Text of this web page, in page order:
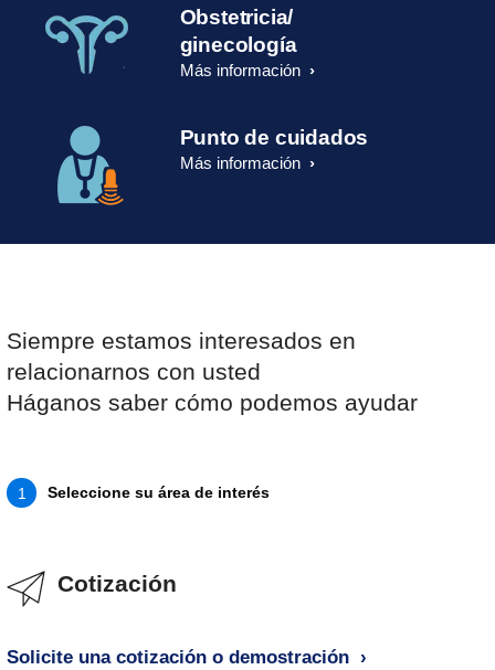
Obstetricia/
ginecología
Más información
Punto de cuidados
Más información
Siempre estamos interesados en
relacionarnos con usted
Háganos saber cómo podemos ayudar
1 Seleccione su área de interés
Cotización
Solicite una cotización o demostración